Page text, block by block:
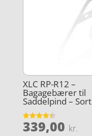
XLC RP-R12 –
Bagagebærer til
Saddelpind – Sort
Vurderet
4.4
339,00 kr.